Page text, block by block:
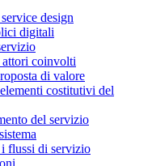
design
digitali
coinvolti
di valore
costitutivi del
del servizio
i flussi di servizio